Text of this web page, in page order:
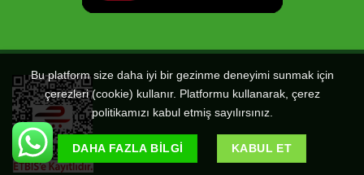
Bu platform size daha iyi bir gezinme deneyimi sunmak için
çerezleri (cookie) kullanır. Platformu kullanarak, çerez
politikamızı kabul etmiş sayılırsınız.
DAHA FAZLA BILGI KABUL ET